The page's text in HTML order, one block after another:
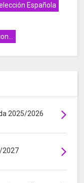
Española
2025/2026
2027